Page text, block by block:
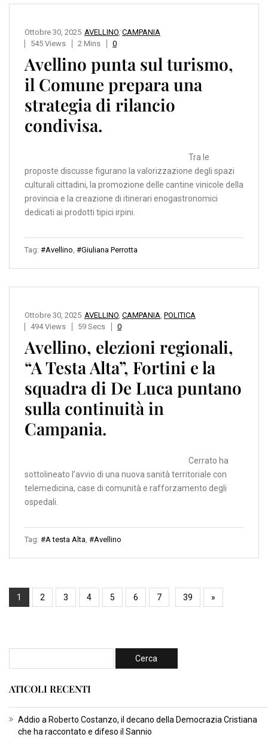
AVELLINO, CAMPANIA
Ottobre 30, 2025
545 Views
2 Mins 0
Avellino punta sul turismo,
il Comune prepara una
strategia di rilancio
condivisa.
Tra le
proposte discusse figurano la valorizzazione degli spazi
culturali cittadini, la promozione delle cantine vinicole della
provincia e la creazione di itinerari enogastronomici
dedicati ai prodotti tipici irpini.
Tag: #Avellino, #Giuliana Perrotta
AVELLINO, CAMPANIA, POLITICA
Ottobre 30, 2025
494 Views
59 Secs 0
Avellino, elezioni regionali,
“A Testa Alta”, Fortini e la
squadra di De Luca puntano
sulla continuità in
Campania.
Cerrato ha
sottolineato l’avvio di una nuova sanità territoriale con
telemedicina, case di comunità e rafforzamento degli
ospedali.
Tag: #A testa Alta, #Avellino
1 2 3 4 5 6 7 39 »
ATICOLI RECENTI
Addio a Roberto Costanzo, il decano della Democrazia Cristiana
che ha raccontato e difeso il Sannio